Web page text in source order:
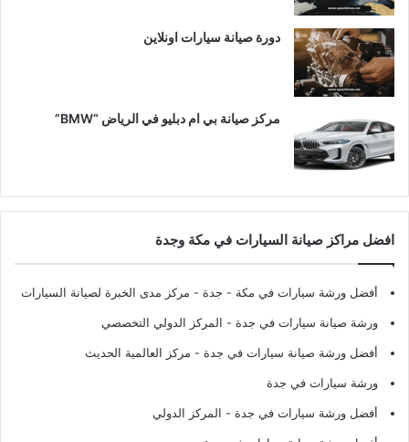
دورة صيانة سيارات اونلاين
مركز صيانة بي ام دبليو في الرياض “BMW”
افضل مراكز صيانة السيارات في مكة وجدة
أفضل ورشة سيارات في مكة - جدة - مركز مدى الخبرة لصيانة السيارات
ورشة صيانة سيارات في جدة - المركز الدولي التخصصي
أفضل ورشة صيانة سيارات في جدة - مركز العالمية الحديث
ورشة سيارات في جدة
أفضل ورشة سيارات في جدة - المركز الدولي